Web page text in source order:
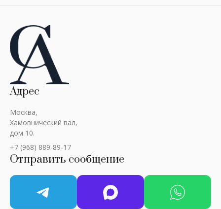
Адрес
Москва,
Хамовнический вал,
дом 10.
+7 (968) 889-89-17
Отправить сообщение